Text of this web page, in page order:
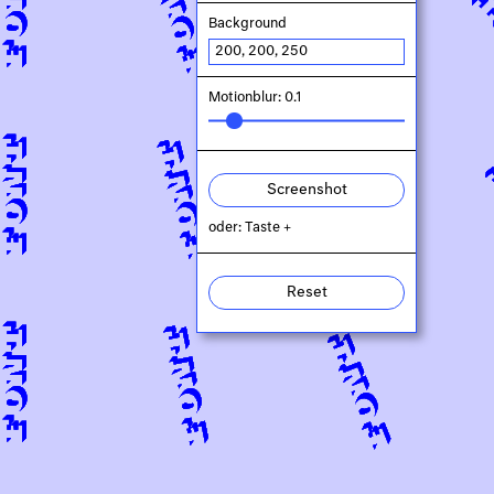
Background
Motionblur: 0.1
Screenshot
oder: Taste +
Reset